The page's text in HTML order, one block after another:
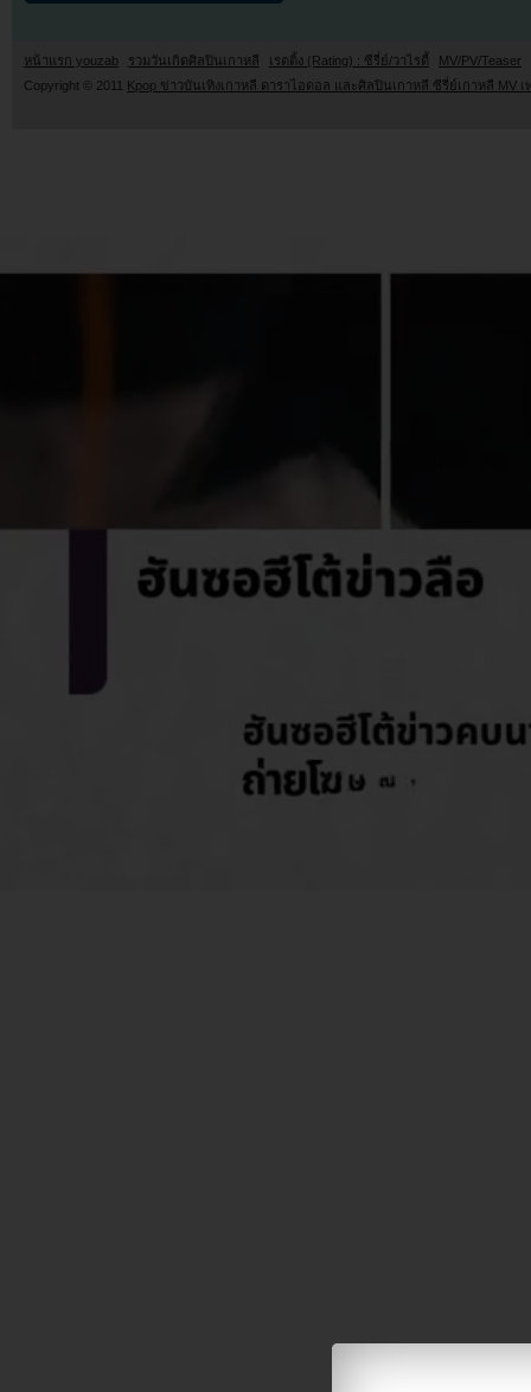
หน้าแรก youzab รวมวันเกิดศิลปินเกาหลี เรตติ้ง (Rating) : ซีรี่ย์/วาไรตี้
MV/PV/Teaser
Copyright © 2011 Kpop ข่าวบันเทิงเกาหลี ดาราไอดอล และศิลปินเกาหลี ซีรี่ย์เกาหลี MV